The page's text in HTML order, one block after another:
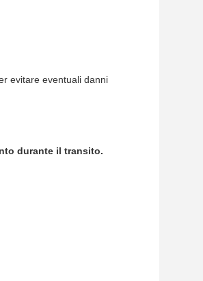
evitare eventuali danni
durante il transito.